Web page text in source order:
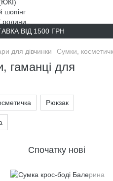
ВІД 1500 ГРН
для дівчинки Сумки,
гаманці для
Рюкзак
Спочатку нові